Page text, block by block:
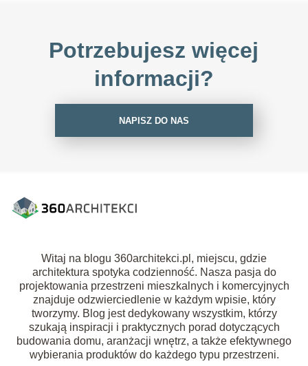
Potrzebujesz więcej
informacji?
NAPISZ DO NAS
Witaj na blogu 360architekci.pl, miejscu, gdzie
architektura spotyka codzienność. Nasza pasja do
projektowania przestrzeni mieszkalnych i komercyjnych
znajduje odzwierciedlenie w każdym wpisie, który
tworzymy. Blog jest dedykowany wszystkim, którzy
szukają inspiracji i praktycznych porad dotyczących
budowania domu, aranżacji wnętrz, a także efektywnego
wybierania produktów do każdego typu przestrzeni.